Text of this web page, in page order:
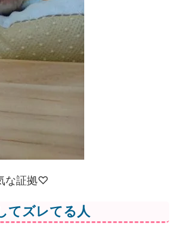
な証拠♡
てズレてる人